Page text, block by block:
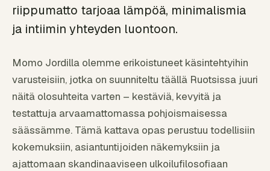
riippumatto tarjoaa lämpöä, minimalismia
ja intiimin yhteyden luontoon.
Momo Jordilla olemme erikoistuneet käsintehtyihin
varusteisiin, jotka on suunniteltu täällä Ruotsissa juuri
näitä olosuhteita varten – kestäviä, kevyitä ja
testattuja arvaamattomassa pohjoismaisessa
säässämme. Tämä kattava opas perustuu todellisiin
kokemuksiin, asiantuntijoiden näkemyksiin ja
ajattomaan skandinaaviseen ulkoilufilosofiaan